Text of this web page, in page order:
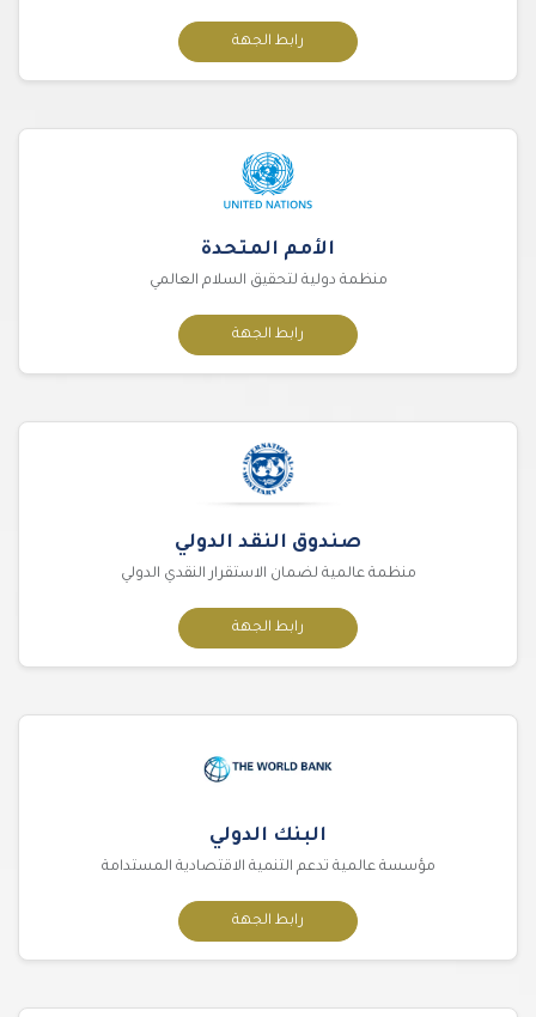
رابط الجهة
الأمم المتحدة
منظمة دولية لتحقيق السلام العالمي
رابط الجهة
صندوق النقد الدولي
منظمة عالمية لضمان الاستقرار النقدي الدولي
رابط الجهة
البنك الدولي
مؤسسة عالمية تدعم التنمية الاقتصادية المستدامة
رابط الجهة